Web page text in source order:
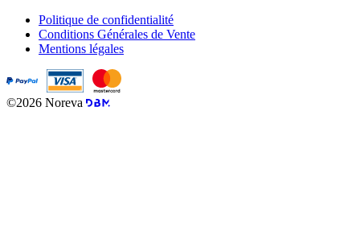
Politique de confidentialité
Conditions Générales de Vente
Mentions légales
©2026 Noreva